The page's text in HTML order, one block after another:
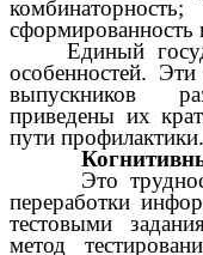
комбинаторность;
сформированность
Единый
особенностей.
выпускников
приведены их
пути профилактики.
Это
переработки
тестовыми
метод